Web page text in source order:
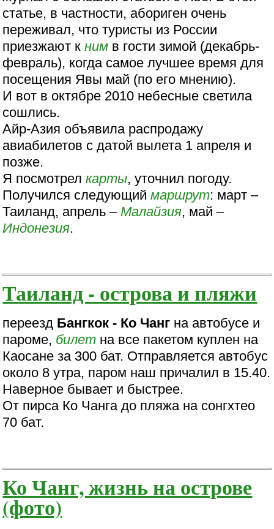
статье, в частности, абориген очень
переживал, что туристы из России
приезжают кним в гости зимой (декабрь-
февраль), когда самое лучшее время для
посещения Явы май (по его мнению).
И вот в октябре 2010 небесные светила
сошлись.
Айр-Азия объявила распродажу
авиабилетов с датой вылета 1 апреля и
позже.
Я посмотрелкарты, уточнил погоду.
Получился следующиймаршрут: март –
Таиланд, апрель –Малайзия, май –
Индонезия.
Таиланд - острова и пляжи
переезд Бангкок - Ко Чанг на автобусе и
пароме, билет на все пакетом куплен на
Каосане за 300 бат. Отправляется автобус
около 8 утра, паром наш причалил в 15.40.
Наверное бывает и быстрее.
От пирса Ко Чанга до пляжа на сонгхтео
70 бат.
Ко Чанг, жизнь на острове
(фото)